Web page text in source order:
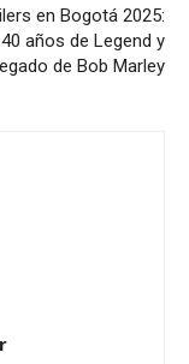
en Bogotá 2025:
años de Legend y
de Bob Marley